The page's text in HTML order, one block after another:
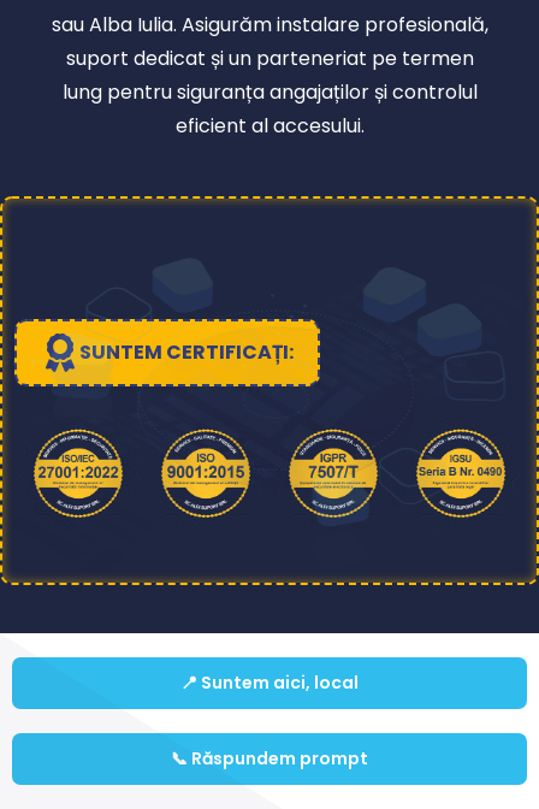
sau Alba Iulia. Asigurăm instalare profesională,
suport dedicat și un parteneriat pe termen
lung pentru siguranța angajaților și controlul
eficient al accesului.
SUNTEM CERTIFICAȚI:
📍 Suntem aici, local
📞 Răspundem prompt